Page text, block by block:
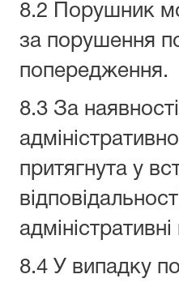
8.2 Порушник
за порушення
попередження.
8.3 За
притягнута у
8.4 У випадку